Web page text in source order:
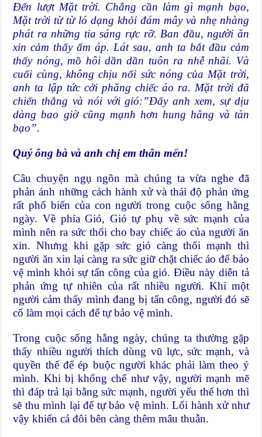
Đến lượt Mặt trời. Chẳng cần làm gì mạnh bạo,
Mặt trời từ từ ló dạng khỏi đám mây và nhẹ nhàng
phát ra những tia sáng rực rỡ. Ban đầu, người ăn
xin cảm thấy ấm áp. Lát sau, anh ta bắt đầu cảm
thấy nóng, mồ hôi dần dần tuôn ra nhễ nhãi. Và
cuối cùng, không chịu nổi sức nóng của Mặt trời,
anh ta lập tức cởi phăng chiếc áo ra. Mặt trời đã
chiến thắng và nói với gió:”Đấy anh xem, sự dịu
dàng bao giờ cũng mạnh hơn hung hăng và tàn
bạo”.
Quý ông bà và anh chị em thân mến!
Câu chuyện ngụ ngôn mà chúng ta vừa nghe đã
phản ánh những cách hành xử và thái độ phản ứng
rất phổ biến của con người trong cuộc sống hằng
ngày. Về phía Gió, Gió tự phụ về sức mạnh của
mình nên ra sức thổi cho bay chiếc áo của người ăn
xin. Nhưng khi gặp sức gió càng thổi mạnh thì
người ăn xin lại càng ra sức giữ chặt chiếc áo để bảo
vệ mình khỏi sự tấn công của gió. Điều này diễn tả
phản ứng tự nhiên của rất nhiều người. Khi một
người cảm thấy mình đang bị tấn công, người đó sẽ
cố làm mọi cách để tự bảo vệ mình.
Trong cuộc sống hằng ngày, chúng ta thường gặp
thấy nhiều người thích dùng vũ lực, sức mạnh, và
quyền thế để ép buộc người khác phải làm theo ý
mình. Khi bị khống chế như vậy, người mạnh mẽ
thì đáp trả lại bằng sức mạnh, người yếu thế hơn thì
sẽ thu mình lại để tự bảo vệ mình. Lối hành xử như
vậy khiến cả đôi bên càng thêm mâu thuẫn.